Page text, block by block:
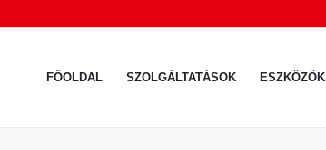
FŐOLDAL SZOLGÁLTATÁSOK ESZKÖZÖK